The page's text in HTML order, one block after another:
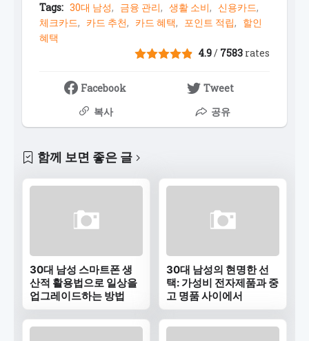
Tags: 30대 남성 금융 관리 생활 소비
신용카드
체크카드
카드 추천 카드 혜택 포인트 적립
할인
혜택
4.9/ 7583 rates
Facebook
Tweet
복사
공유
함께 보면 좋은 글
30대 남성 스마트폰 생
산적 활용법으로 일상을
업그레이드하는 방법
30대 남성의 현명한 선
택: 가성비 전자제품과 중
고 명품 사이에서